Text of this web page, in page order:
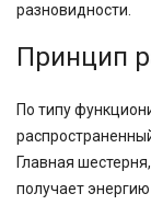
разновидности.
Принцип
По типу
Главная
получает